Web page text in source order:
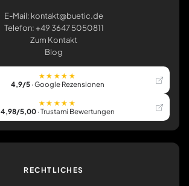
E-Mail: kontakt@buetic.de
Telefon: +49 3647 5050811
Zum Kontakt
Blog
★★★★★
4,9/5· Google Rezensionen
★★★★★
4,98/5,00· Trustami Bewertungen
RECHTLICHES